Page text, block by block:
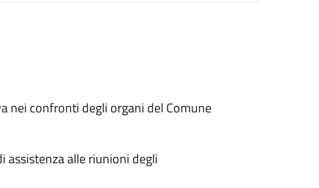
nei confronti degli organi del Comune
assistenza alle riunioni degli